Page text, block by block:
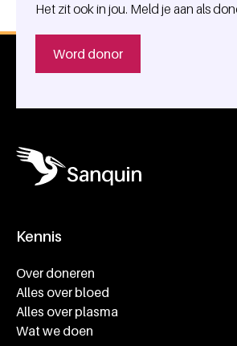
Het zit ook in jou. Meld je aan als
Word donor
Kennis
Over doneren
Alles over bloed
Alles over plasma
Wat we doen